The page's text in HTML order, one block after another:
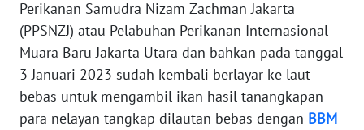
Perikanan Samudra Nizam Zachman Jakarta
(PPSNZJ) atau Pelabuhan Perikanan Internasional
Muara Baru Jakarta Utara dan bahkan pada tanggal
3 Januari 2023 sudah kembali berlayar ke laut
bebas untuk mengambil ikan hasil tanangkapan
para nelayan tangkap dilautan bebas dengan BBM
SULTRA
WN
NTB